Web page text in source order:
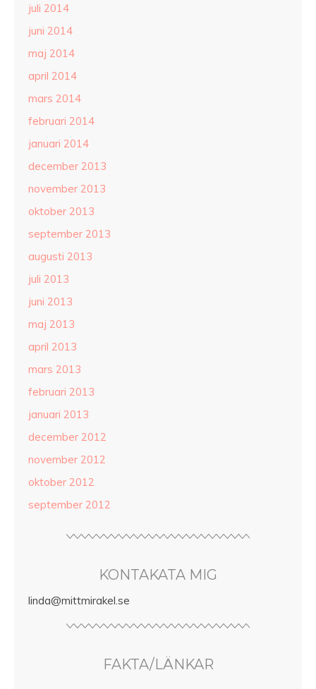
juli 2014
juni 2014
maj 2014
april 2014
mars 2014
februari 2014
januari 2014
december 2013
november 2013
oktober 2013
september 2013
augusti 2013
juli 2013
juni 2013
maj 2013
april 2013
mars 2013
februari 2013
januari 2013
december 2012
november 2012
oktober 2012
september 2012
KONTAKATA MIG
linda@mittmirakel.se
FAKTA/LÄNKAR